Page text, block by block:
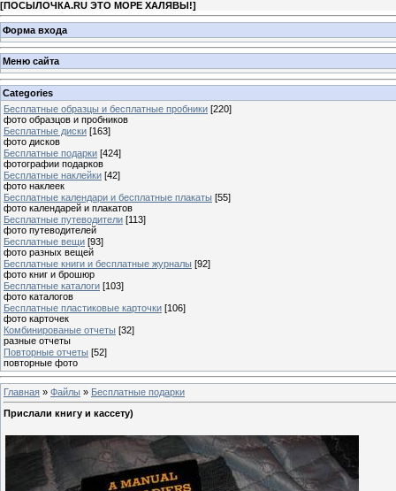
[ПОСЫЛОЧКА.RU ЭТО МОРЕ ХАЛЯВЫ!]
Форма входа
Меню сайта
Categories
Бесплатные образцы и бесплатные пробники [220]
фото образцов и пробников
Бесплатные диски [163]
фото дисков
Бесплатные подарки [424]
фотографии подарков
Бесплатные наклейки [42]
фото наклеек
Бесплатные календари и бесплатные плакаты [55]
фото календарей и плакатов
Бесплатные путеводители [113]
фото путеводителей
Бесплатные вещи [93]
фото разных вещей
Бесплатные книги и бесплатные журналы [92]
фото книг и брошюр
Бесплатные каталоги [103]
фото каталогов
Бесплатные пластиковые карточки [106]
фото карточек
Комбинированые отчеты [32]
разные отчеты
Повторные отчеты [52]
повторные фото
Главная » Файлы » Бесплатные подарки
Прислали книгу и кассету)